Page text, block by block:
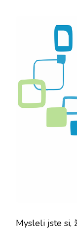
Mysleli jste si,